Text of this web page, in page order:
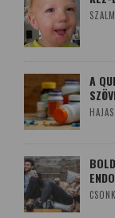
A